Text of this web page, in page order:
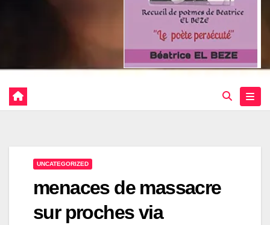
UNCATEGORIZED
menaces de massacre
sur proches via